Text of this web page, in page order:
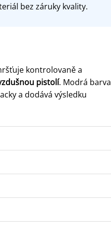
bez záruky kvality.
kontrolovaně a
pistolí. Modrá barva
a dodává výsledku